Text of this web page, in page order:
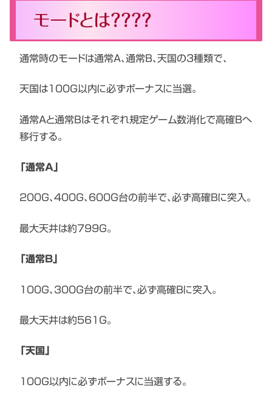
モードとは？？？？
通常時のモードは通常A、通常B、天国の3種類で、
天国は100G以内に必ずボーナスに当選。
通常Aと通常Bはそれぞれ規定ゲーム数消化で高確Bへ
移行する。
「通常A」
200G、400G、600G台の前半で、必ず高確Bに突入。
最大天井は約799G。
「通常B」
100G、300G台の前半で、必ず高確Bに突入。
最大天井は約561G。
「天国」
100G以内に必ずボーナスに当選する。